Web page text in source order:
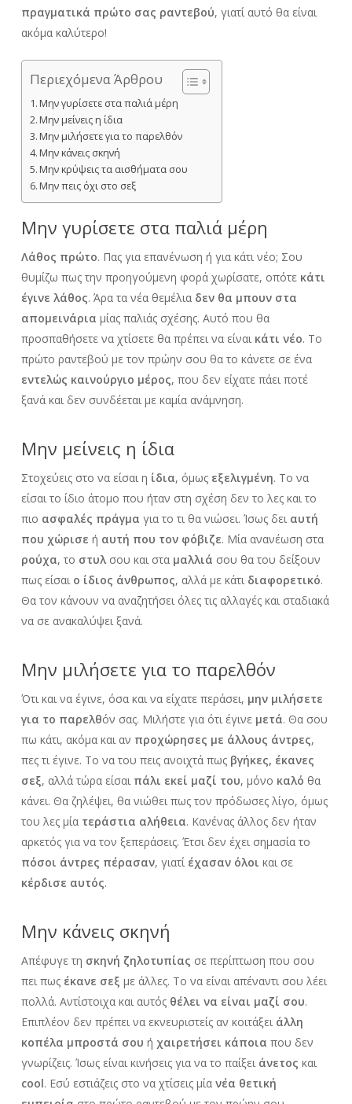
πραγματικά πρώτο σας ραντεβού, γιατί αυτό θα είναι
ακόμα καλύτερο!
Περιεχόμενα Άρθρου
Μην γυρίσετε στα παλιά μέρη
Μην μείνεις η ίδια
Μην μιλήσετε για το παρελθόν
Μην κάνεις σκηνή
Μην κρύψεις τα αισθήματα σου
Μην πεις όχι στο σεξ
Μην γυρίσετε στα παλιά μέρη
Λάθος πρώτο. Πας για επανένωση ή για κάτι νέο; Σου
θυμίζω πως την προηγούμενη φορά χωρίσατε, οπότε κάτι
έγινε λάθος. Άρα τα νέα θεμέλια δεν θα μπουν στα
απομεινάρια μίας παλιάς σχέσης. Αυτό που θα
προσπαθήσετε να χτίσετε θα πρέπει να είναι κάτι νέο. Το
πρώτο ραντεβού με τον πρώην σου θα το κάνετε σε ένα
εντελώς καινούργιο μέρος, που δεν είχατε πάει ποτέ
ξανά και δεν συνδέεται με καμία ανάμνηση.
Μην μείνεις η ίδια
Στοχεύεις στο να είσαι η ίδια, όμως εξελιγμένη. Το να
είσαι το ίδιο άτομο που ήταν στη σχέση δεν το λες και το
πιο ασφαλές πράγμα για το τι θα νιώσει. Ίσως δει αυτή
που χώρισε ή αυτή που τον φόβιζε. Μία ανανέωση στα
ρούχα, το στυλ σου και σταμαλλιά σου θα του δείξουν
πως είσαι ο ίδιος άνθρωπος, αλλά με κάτιδιαφορετικό.
Θα τον κάνουν να αναζητήσει όλες τις αλλαγές και σταδιακά
να σε ανακαλύψει ξανά.
Μην μιλήσετε για το παρελθόν
Ότι και να έγινε, όσα και να είχατε περάσει, μην μιλήσετε
για το παρελθόν σας. Μιλήστε για ότι έγινε μετά. Θα σου
πω κάτι, ακόμα και αν προχώρησες με άλλους άντρες,
πες τι έγινε. Το να του πεις ανοιχτά πως βγήκες, έκανες
σεξ, αλλά τώρα είσαι πάλι εκεί μαζί του, μόνο καλό θα
κάνει. Θα ζηλέψει, θα νιώθει πως τον πρόδωσες λίγο, όμως
του λες μία τεράστια αλήθεια. Κανένας άλλος δεν ήταν
αρκετός για να τον ξεπεράσεις. Έτσι δεν έχει σημασία το
πόσοι άντρες πέρασαν, γιατί έχασαν όλοι και σε
κέρδισε αυτός.
Μην κάνεις σκηνή
Απέφυγε τη σκηνή ζηλοτυπίας σε περίπτωση που σου
πει πως έκανε σεξ με άλλες. Το να είναι απέναντι σου λέει
πολλά. Αντίστοιχα και αυτός θέλει να είναι μαζί σου.
Επιπλέον δεν πρέπει να εκνευριστείς αν κοιτάξει άλλη
κοπέλα μπροστά σου ή χαιρετήσει κάποια που δεν
γνωρίζεις. Ίσως είναι κινήσεις για να το παίξειάνετος και
cool. Εσύ εστιάζεις στο να χτίσεις μία νέα θετική